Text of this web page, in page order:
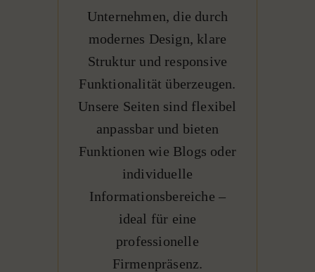
Unternehmen, die durch
modernes Design, klare
Struktur und responsive
Funktionalität überzeugen.
Unsere Seiten sind flexibel
anpassbar und bieten
Funktionen wie Blogs oder
individuelle
Informationsbereiche –
ideal für eine
professionelle
Firmenpräsenz.